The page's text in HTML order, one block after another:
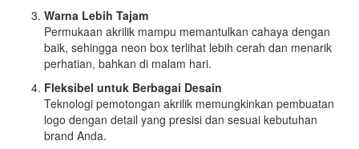
Warna Lebih Tajam
Permukaan akrilik mampu memantulkan cahaya dengan
baik, sehingga neon box terlihat lebih cerah dan menarik
perhatian, bahkan di malam hari.
Fleksibel untuk Berbagai Desain
Teknologi pemotongan akrilik memungkinkan pembuatan
logo dengan detail yang presisi dan sesuai kebutuhan
brand Anda.